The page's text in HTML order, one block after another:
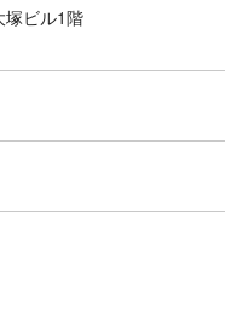
塚ビル1階